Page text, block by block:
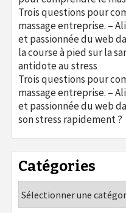
Trois questions pour
massage entreprise. –
et passionnée du web
la course à pied sur la
antidote au stress
Trois questions pour
massage entreprise. –
et passionnée du web
son stress rapidement ?
Catégories